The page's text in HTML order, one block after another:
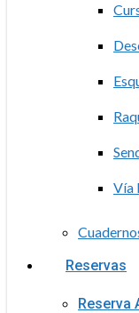
Vía
Reservas
Reserva